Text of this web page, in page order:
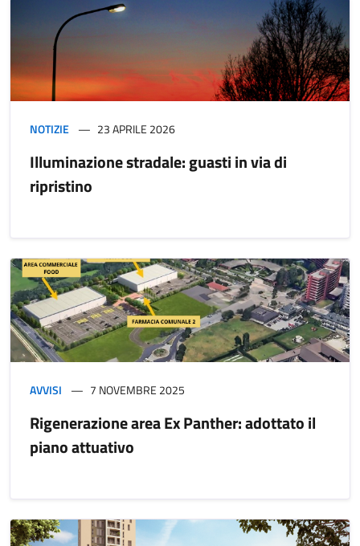
NOTIZIE 23 APRILE 2026
Illuminazione stradale: guasti in via di
ripristino
AVVISI 7 NOVEMBRE 2025
Rigenerazione area Ex Panther: adottato il
piano attuativo